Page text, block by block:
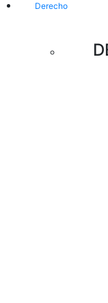
Derecho